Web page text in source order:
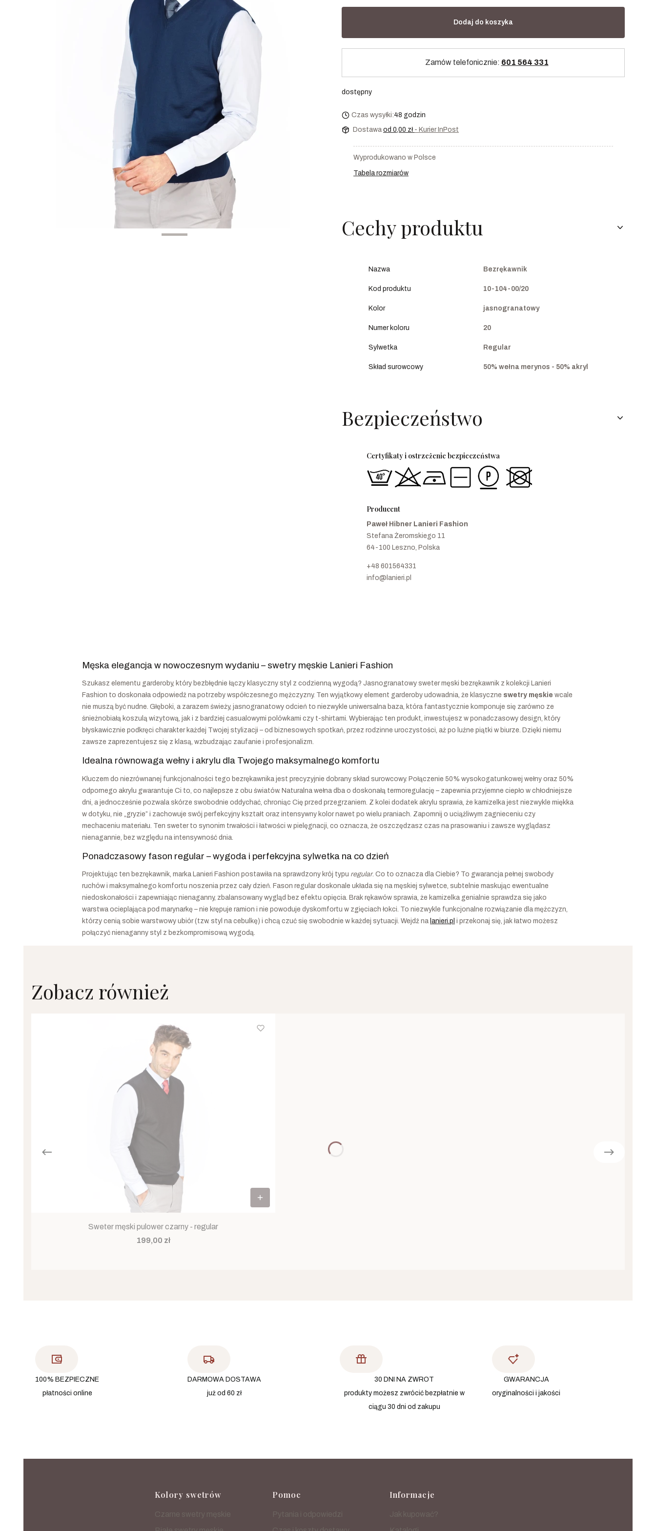
Dodaj do koszyka
Zamów telefonicznie: 601 564 331
dostępny
Czas wysyłki:48 godzin
Dostawa od 0,00 zł - Kurier InPost
Wyprodukowano w Polsce
Tabela rozmiarów
Cechy produktu
Nazwa Bezrękawnik
Kod produktu 10-104-00/20
Kolor jasnogranatowy
Numer koloru 20
Sylwetka Regular
Skład surowcowy 50% wełna merynos - 50% akryl
Bezpieczeństwo
Certyfikaty i ostrzeżenie bezpieczeństwa
Producent
Paweł Hibner Lanieri Fashion
Stefana Żeromskiego 11
64-100 Leszno, Polska
+48 601564331
info@lanieri.pl
Męska elegancja w nowoczesnym wydaniu – swetry męskie Lanieri Fashion
Szukasz elementu garderoby, który bezbłędnie łączy klasyczny styl z codzienną wygodą? Jasnogranatowy sweter męski bezrękawnik z kolekcji Lanieri
Fashion to doskonała odpowiedź na potrzeby współczesnego mężczyzny. Ten wyjątkowy element garderoby udowadnia, że klasyczne swetry męskie wcale
nie muszą być nudne. Głęboki, a zarazem świeży, jasnogranatowy odcień to niezwykle uniwersalna baza, która fantastycznie komponuje się zarówno ze
śnieżnobiałą koszulą wizytową, jak i z bardziej casualowymi polówkami czy t-shirtami. Wybierając ten produkt, inwestujesz w ponadczasowy design, który
błyskawicznie podkręci charakter każdej Twojej stylizacji – od biznesowych spotkań, przez rodzinne uroczystości, aż po luźne piątki w biurze. Dzięki niemu
zawsze zaprezentujesz się z klasą, wzbudzając zaufanie i profesjonalizm.
Idealna równowaga wełny i akrylu dla Twojego maksymalnego komfortu
Kluczem do niezrównanej funkcjonalności tego bezrękawnika jest precyzyjnie dobrany skład surowcowy. Połączenie 50% wysokogatunkowej wełny oraz 50%
odpornego akrylu gwarantuje Ci to, co najlepsze z obu światów. Naturalna wełna dba o doskonałą termoregulację – zapewnia przyjemne ciepło w chłodniejsze
dni, a jednocześnie pozwala skórze swobodnie oddychać, chroniąc Cię przed przegrzaniem. Z kolei dodatek akrylu sprawia, że kamizelka jest niezwykle miękka
w dotyku, nie „gryzie” i zachowuje swój perfekcyjny kształt oraz intensywny kolor nawet po wielu praniach. Zapomnij o uciążliwym zagnieceniu czy
mechaceniu materiału. Ten sweter to synonim trwałości i łatwości w pielęgnacji, co oznacza, że oszczędzasz czas na prasowaniu i zawsze wyglądasz
nienagannie, bez względu na intensywność dnia.
Ponadczasowy fason regular – wygoda i perfekcyjna sylwetka na co dzień
Projektując ten bezrękawnik, marka Lanieri Fashion postawiła na sprawdzony krój typu regular. Co to oznacza dla Ciebie? To gwarancja pełnej swobody
ruchów i maksymalnego komfortu noszenia przez cały dzień. Fason regular doskonale układa się na męskiej sylwetce, subtelnie maskując ewentualne
niedoskonałości i zapewniając nienaganny, zbalansowany wygląd bez efektu opięcia. Brak rękawów sprawia, że kamizelka genialnie sprawdza się jako
warstwa ocieplająca pod marynarkę – nie krępuje ramion i nie powoduje dyskomfortu w zgięciach łokci. To niezwykle funkcjonalne rozwiązanie dla mężczyzn,
którzy cenią sobie warstwowy ubiór (tzw. styl na cebulkę) i chcą czuć się swobodnie w każdej sytuacji. Wejdź na lanieri.pl i przekonaj się, jak łatwo możesz
połączyć nienaganny styl z bezkompromisową wygodą.
Zobacz również
Sweter męski pulower czarny - regular
Cena
199,00 zł
100% BEZPIECZNE
płatności online
DARMOWA DOSTAWA
już od 60 zł
30 DNI NA ZWROT
produkty możesz zwrócić bezpłatnie w
ciągu 30 dni od zakupu
GWARANCJA
oryginalności i jakości
Linki w stopce
Kolory swetrów
Czarne swetry męskie
Pomoc
Pytania i odpowiedzi
Informacje
Jak kupować?